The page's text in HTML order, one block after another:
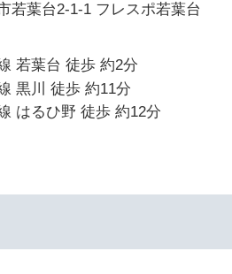
若葉台2-1-1 フレスポ若葉台
若葉台 徒歩 約2分
黒川 徒歩 約11分
はるひ野 徒歩 約12分